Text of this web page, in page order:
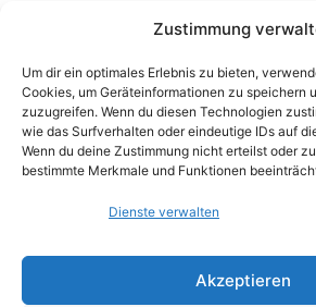
Zustimmung
Um dir ein optimales Erlebnis zu bieten,
Cookies, um Geräteinformationen zu speichern
zuzugreifen. Wenn du diesen Technologien
wie das Surfverhalten oder eindeutige IDs auf
Wenn du deine Zustimmung nicht erteilst oder
bestimmte Merkmale und Funktionen
Dienste verwalten
Akzeptieren
Resort verspricht echtes
höchstem Niveau. Perfekt für
Erholung und einen Hauch
Was mich besonders
Direkt ins Paradies
privat und einfach